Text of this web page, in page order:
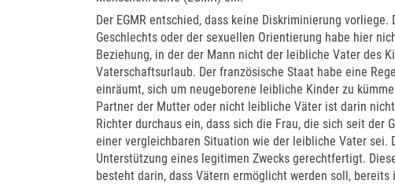
Der EGMR entschied, dass keine Diskriminierung
Geschlechts oder der sexuellen Orientierung habe hier
Beziehung, in der der Mann nicht der leibliche Vater des
Vaterschaftsurlaub. Der französische Staat habe eine
einräumt, sich um neugeborene leibliche Kinder zu
Partner der Mutter oder nicht leibliche Väter ist darin
Richter durchaus ein, dass sich die Frau, die sich seit der
einer vergleichbaren Situation wie der leibliche Vater sei.
Unterstützung eines legitimen Zwecks gerechtfertigt.
besteht darin, dass Vätern ermöglicht werden soll,